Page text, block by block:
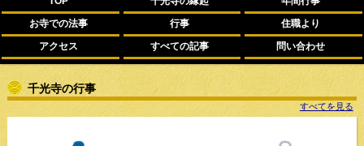
お寺での法事
行事
住職より
アクセス
すべての記事 問い合わせ
千光寺の行事
すべてを見る